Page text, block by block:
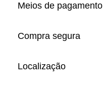
Meios de pagamento
Compra segura
Localização